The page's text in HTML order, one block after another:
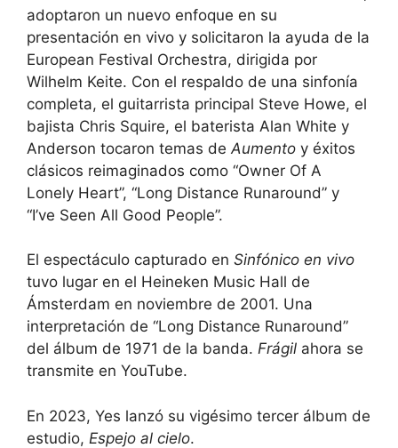
adoptaron un nuevo enfoque en su
presentación en vivo y solicitaron la ayuda de la
European Festival Orchestra, dirigida por
Wilhelm Keite. Con el respaldo de una sinfonía
completa, el guitarrista principal Steve Howe, el
bajista Chris Squire, el baterista Alan White y
Anderson tocaron temas de Aumento y éxitos
clásicos reimaginados como “Owner Of A
Lonely Heart”, “Long Distance Runaround” y
“I’ve Seen All Good People”.
El espectáculo capturado en Sinfónico en vivo
tuvo lugar en el Heineken Music Hall de
Ámsterdam en noviembre de 2001. Una
interpretación de “Long Distance Runaround”
del álbum de 1971 de la banda. Frágil ahora se
transmite en YouTube.
En 2023, Yes lanzó su vigésimo tercer álbum de
estudio, Espejo al cielo.